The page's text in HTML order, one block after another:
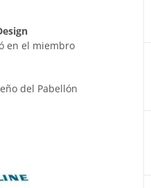
en el miembro
del Pabellón